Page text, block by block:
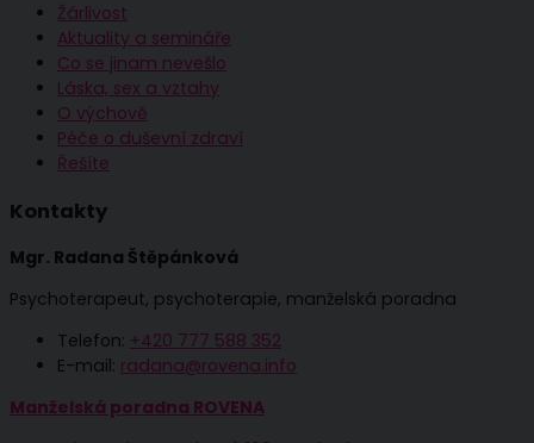
Žárlivost
Aktuality a semináře
Co se jinam nevešlo
Láska, sex a vztahy
O výchově
Péče o duševní zdraví
Řešíte
Kontakty
Mgr. Radana Štěpánková
Psychoterapeut, psychoterapie, manželská poradna
Telefon: +420 777 588 352
E-mail: radana@rovena.info
Manželská poradna ROVENA